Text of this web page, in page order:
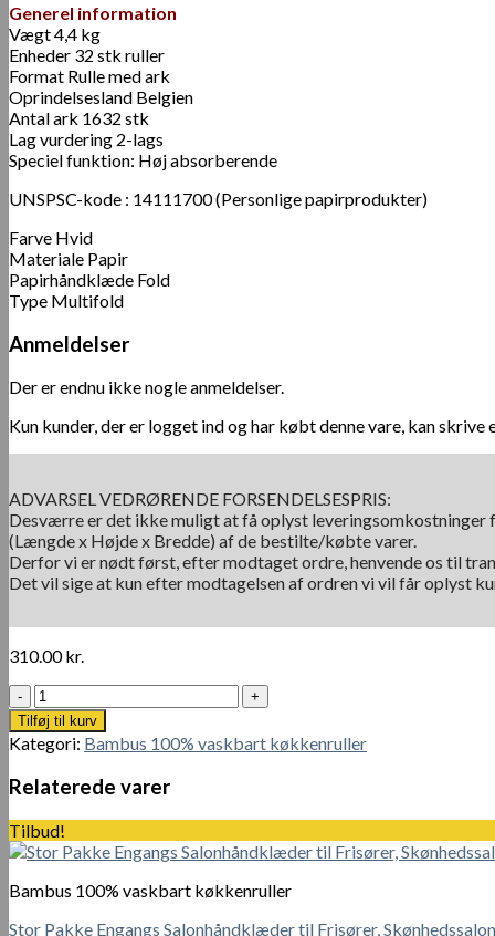
Generel information
Vægt ‎4,4 kg
Enheder 32 stk ruller
Format Rulle med ark
Oprindelsesland Belgien
Antal ark 1632 stk
Lag vurdering 2-lags
Speciel funktion: Høj absorberende
UNSPSC-kode : 14111700 (Personlige papirprodukter)
Farve Hvid
Materiale Papir
Papirhåndklæde Fold
Type Multifold
Anmeldelser
Der er endnu ikke nogle anmeldelser.
Kun kunder, der er logget ind og har købt denne vare, kan skrive
ADVARSEL VEDRØRENDE FORSENDELSESPRIS:
Desværre er det ikke muligt at få oplyst leveringsomkostninger
(Længde x Højde x Bredde) af de bestilte/købte varer.
Derfor vi er nødt først, efter modtaget ordre, henvende os til
Det vil sige at kun efter modtagelsen af ordren vi vil får oplyst
310.00kr.
FSC
certificeret
100%
klorfrit
papir.
Presto
TAD
med
32
køkkenruller
antal
Tilføj til kurv
Kategori: Bambus 100% vaskbart køkkenruller
Relaterede varer
Tilbud!
Bambus 100% vaskbart køkkenruller
Stor Pakke Engangs Salonhåndklæder til Frisører,